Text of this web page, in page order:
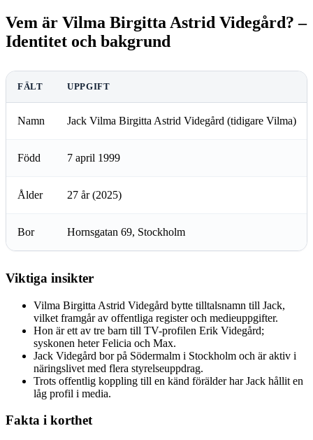
Vem är Vilma Birgitta Astrid Videgård? –
Identitet och bakgrund
FÄLT UPPGIFT
Namn Jack Vilma Birgitta Astrid Videgård (tidigare Vilma)
Född 7 april 1999
Ålder 27 år (2025)
Bor Hornsgatan 69, Stockholm
Viktiga insikter
Vilma Birgitta Astrid Videgård bytte tilltalsnamn till Jack,
vilket framgår av offentliga register och medieuppgifter.
Hon är ett av tre barn till TV-profilen Erik Videgård;
syskonen heter Felicia och Max.
Jack Videgård bor på Södermalm i Stockholm och är aktiv i
näringslivet med flera styrelseuppdrag.
Trots offentlig koppling till en känd förälder har Jack hållit en
låg profil i media.
Fakta i korthet